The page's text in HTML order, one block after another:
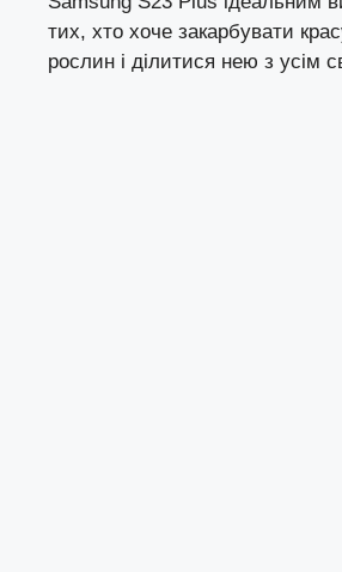
тих, хто хоче закарбувати
рослин і ділитися нею з усім